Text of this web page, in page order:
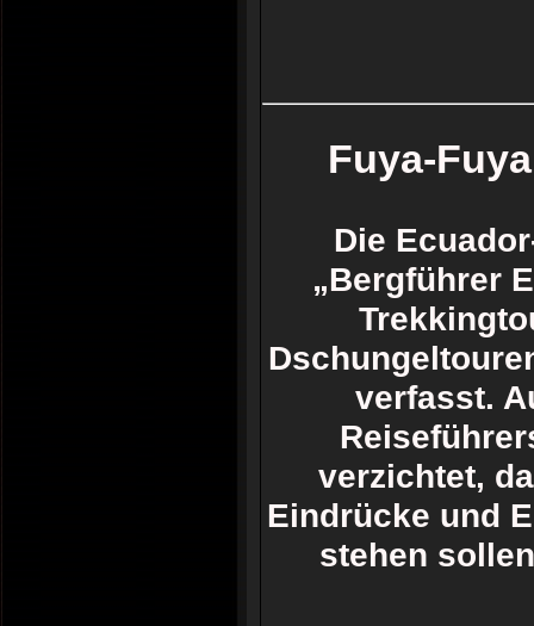
Fuya-
Die
„Bergführer
verfasst.
verzichtet,
Eindrücke und
stehen